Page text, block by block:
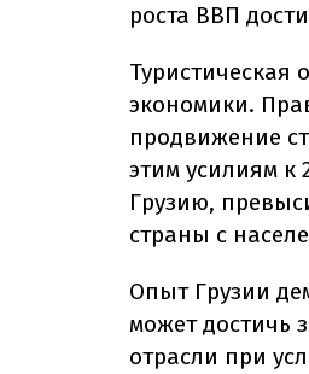
роста ВВП
Туристическая
экономики.
продвижение
этим усилиям к
Грузию,
страны с
Опыт Грузии
может достичь
отрасли при